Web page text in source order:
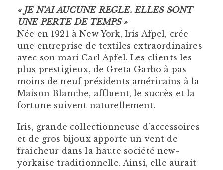
« JE N’AI AUCUNE REGLE. ELLES SONT
UNE PERTE DE TEMPS »
Née en 1921 à New York, Iris Afpel, crée
une entreprise de textiles extraordinaires
avec son mari Carl Apfel. Les clients les
plus prestigieux, de Greta Garbo à pas
moins de neuf présidents américains à la
Maison Blanche, affluent, le succès et la
fortune suivent naturellement.
Iris, grande collectionneuse d’accessoires
et de gros bijoux apporte un vent de
fraicheur dans la haute société new-
yorkaise traditionnelle. Ainsi, elle aurait